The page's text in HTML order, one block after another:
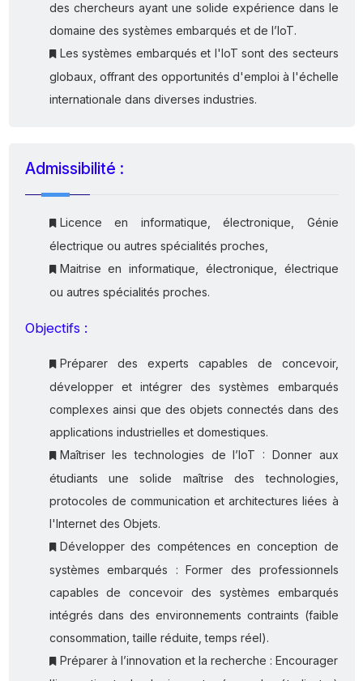
des chercheurs ayant une solide expérience dans le
domaine des systèmes embarqués et de l’IoT.
Les systèmes embarqués et l'IoT sont des secteurs
globaux, offrant des opportunités d'emploi à l'échelle
internationale dans diverses industries.
Admissibilité :
Licence en informatique, électronique, Génie
électrique ou autres spécialités proches,
Maitrise en informatique, électronique, électrique
ou autres spécialités proches.
Objectifs :
Préparer des experts capables de concevoir,
développer et intégrer des systèmes embarqués
complexes ainsi que des objets connectés dans des
applications industrielles et domestiques.
Maîtriser les technologies de l’IoT : Donner aux
étudiants une solide maîtrise des technologies,
protocoles de communication et architectures liées à
l'Internet des Objets.
Développer des compétences en conception de
systèmes embarqués : Former des professionnels
capables de concevoir des systèmes embarqués
intégrés dans des environnements contraints (faible
consommation, taille réduite, temps réel).
Préparer à l’innovation et la recherche : Encourager